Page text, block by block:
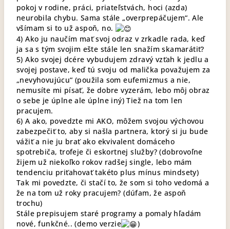
pokoj v rodine, práci, priateľstvách, hoci (azda)
neurobila chybu. Sama stále „overprepáčujem“. Ale
všímam si to už aspoň, no.
4) Ako ju naučím mať svoj odraz v zrkadle rada, keď
ja sa s tým svojim ešte stále len snažím skamarátiť?
5) Ako svojej dcére vybudujem zdravý vzťah k jedlu a
svojej postave, keď tú svoju od malička považujem za
„nevyhovujúcu“ (použila som eufemizmus a nie,
nemusíte mi písať, že dobre vyzerám, lebo môj obraz
o sebe je úplne ale úplne iný) Tiež na tom len
pracujem.
6) A ako, povedzte mi AKO, môžem svojou výchovou
zabezpečiť to, aby si našla partnera, ktorý si ju bude
vážiť a nie ju brať ako ekvivalent domáceho
spotrebiča, trofeje či eskortnej služby? (dobrovoľne
žijem už niekoľko rokov radšej single, lebo mám
tendenciu priťahovať takéto plus mínus mindsety)
Tak mi povedzte, či stačí to, že som si toho vedomá a
že na tom už roky pracujem? (dúfam, že aspoň
trochu)
Stále prepisujem staré programy a pomaly hľadám
nové, funkčné.. (demo verzie
)